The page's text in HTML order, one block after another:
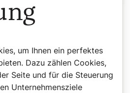
um Ihnen ein perfektes
Dazu zählen Cookies,
Seite und für die Steuerung
Unternehmensziele